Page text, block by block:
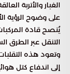
الغبار والأتربة
على وضوح الرؤية
يُنصح قادة
التنقل عبر الطرق
وتعود هذه
إلى اندفاع كتل